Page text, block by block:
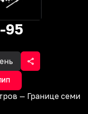
95
— Границе семи